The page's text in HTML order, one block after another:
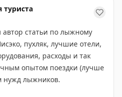
весьма премиальный и
кухней (как в
заказать европейское
кроватями, и
весь номер европейский,
туриста
статьи по лыжному
пухляк, лучшие отели,
расходы и так
опытом поездки (лучше
нужд лыжников.